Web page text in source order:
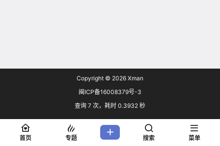
Copyright © 2026 Xman
闽ICP备16008379号-3
查询 7 次，耗时 0.3932 秒
首页 专题 搜索 菜单